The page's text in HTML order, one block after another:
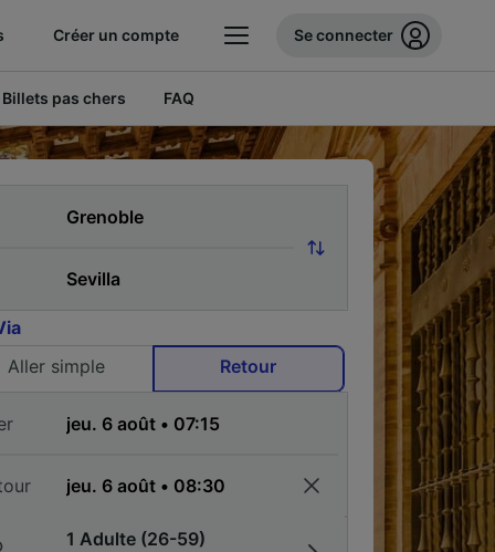
Créer un compte Se connecter
Billets pas chers FAQ
Aller simple
Retour
1 Adulte (26-59)